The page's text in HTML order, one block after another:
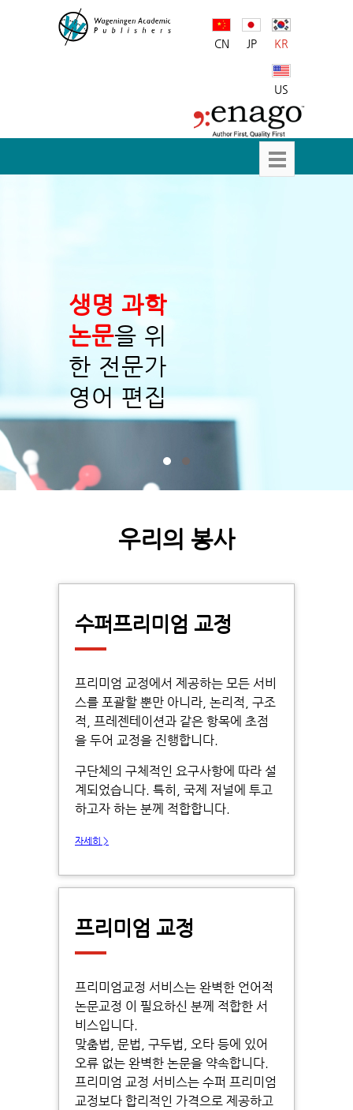
CN JP KR
US
생명 과학
논문을 위
한 전문가
영어 편집
우리의 봉사
수퍼프리미엄 교정
프리미엄 교정에서 제공하는 모든 서비
스를 포괄할 뿐만 아니라, 논리적, 구조
적, 프레젠테이션과 같은 항목에 초점
을 두어 교정을 진행합니다.
구단체의 구체적인 요구사항에 따라 설
계되었습니다. 특히, 국제 저널에 투고
하고자 하는 분께 적합합니다.
자세히 >
프리미엄 교정
프리미엄교정 서비스는 완벽한 언어적
논문교정 이 필요하신 분께 적합한 서
비스입니다.
맞춤법, 문법, 구두법, 오타 등에 있어
오류 없는 완벽한 논문을 약속합니다.
프리미엄 교정 서비스는 수퍼 프리미엄
교정보다 합리적인 가격으로 제공하고